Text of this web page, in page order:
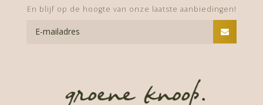
En blijf op de hoogte van onze laatste aanbiedingen!